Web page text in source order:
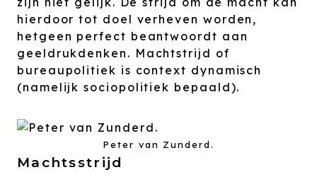
hierdoor tot doel verheven worden,
hetgeen perfect beantwoordt aan
geeldrukdenken. Machtstrijd of
bureaupolitiek is context dynamisch
(namelijk sociopolitiek bepaald).
Peter van Zunderd.
Machtsstrijd